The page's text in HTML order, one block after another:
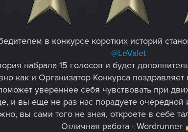
в конкурсе коротких историй
@LeValet
набрала 15 голосов и будет
как и Организатор Конкурса
увереннее себя чувствовать при
и вы еще не раз нас порадуете очередной
вы сами того не зная, откроете в себе
Отличная работа - Wordrunner